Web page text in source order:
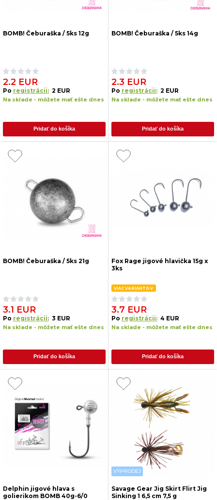
BOMB! Čeburaška / 5ks 12g
2.2 EUR
Po registrácii: 2 EUR
Na sklade - môžete mať ešte dnes
Pridať do košíka
BOMB! Čeburaška / 5ks 14g
2.3 EUR
Po registrácii: 2 EUR
Na sklade - môžete mať ešte dnes
Pridať do košíka
BOMB! Čeburaška / 5ks 21g
3.1 EUR
Po registrácii: 3 EUR
Na sklade - môžete mať ešte dnes
Pridať do košíka
Fox Rage jigové hlavička 15g x
3ks
VIAC VARIANTOV
3.7 EUR
Po registrácii: 4 EUR
Na sklade - môžete mať ešte dnes
Pridať do košíka
Delphin jigové hlava s
golierikom BOMB 40g-6/0
VÝPRODEJ
Savage Gear Jig Skirt Flirt Jig
Sinking 1 6,5 cm 7,5 g